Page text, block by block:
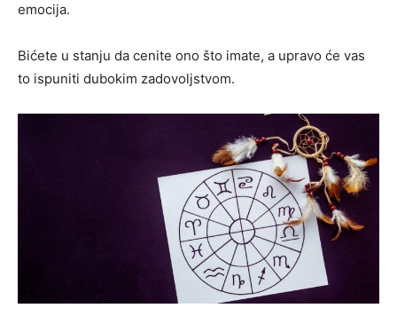
emocija.
Bićete u stanju da cenite ono što imate, a upravo će vas
to ispuniti dubokim zadovoljstvom.